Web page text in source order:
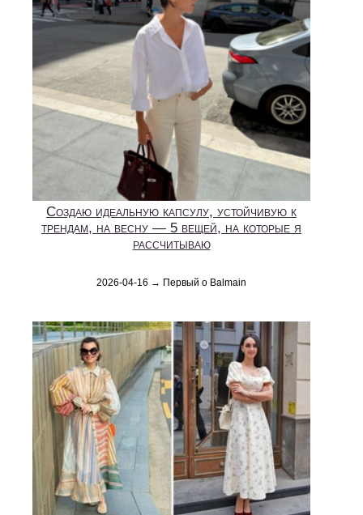
Создаю идеальную капсулу, устойчивую к
трендам, на весну — 5 вещей, на которые я
рассчитываю
2026-04-16 → Первый о Balmain